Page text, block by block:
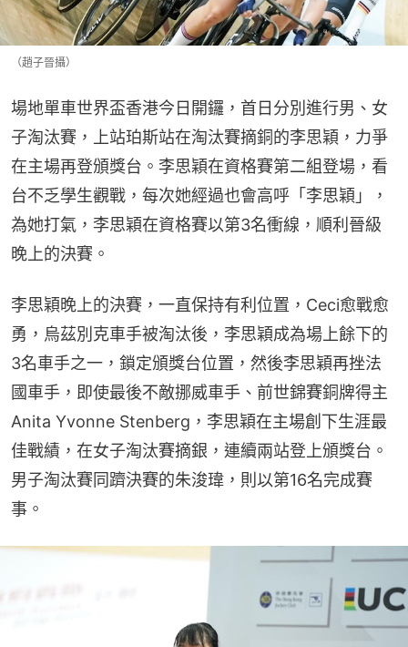
（趙子晉攝）
場地單車世界盃香港今日開鑼，首日分別進行男、女
子淘汰賽，上站珀斯站在淘汰賽摘銅的李思穎，力爭
在主場再登頒獎台。李思穎在資格賽第二組登場，看
台不乏學生觀戰，每次她經過也會高呼「李思穎」，
為她打氣，李思穎在資格賽以第3名衝線，順利晉級
晚上的決賽。
李思穎晚上的決賽，一直保持有利位置，Ceci愈戰愈
勇，烏茲別克車手被淘汰後，李思穎成為場上餘下的
3名車手之一，鎖定頒獎台位置，然後李思穎再挫法
國車手，即使最後不敵挪威車手、前世錦賽銅牌得主
Anita Yvonne Stenberg，李思穎在主場創下生涯最
佳戰績，在女子淘汰賽摘銀，連續兩站登上頒獎台。
男子淘汰賽同躋決賽的朱浚瑋，則以第16名完成賽
事。